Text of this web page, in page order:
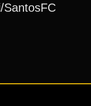
SantosFC